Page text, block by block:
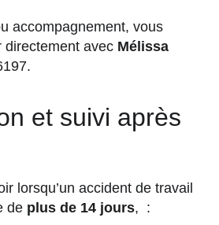
accompagnement, vous
directement avec Mélissa
et suivi après
lorsqu’un accident de travail
de plus de 14 jours,  :